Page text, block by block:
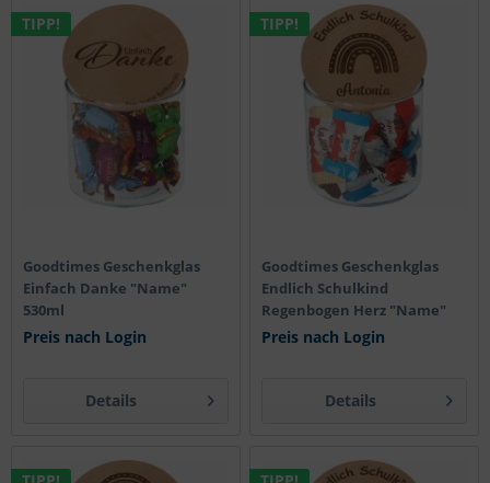
TIPP!
Goodtimes Geschenkglas
Einfach Danke "Name"
530ml
Preis nach Login
Details
TIPP!
Goodtimes Geschenkglas
Endlich Schulkind
Regenbogen Herz "Name"
530ml
Preis nach Login
Details